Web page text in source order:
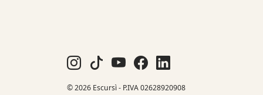
© 2026 Escursì - P.IVA 02628920908